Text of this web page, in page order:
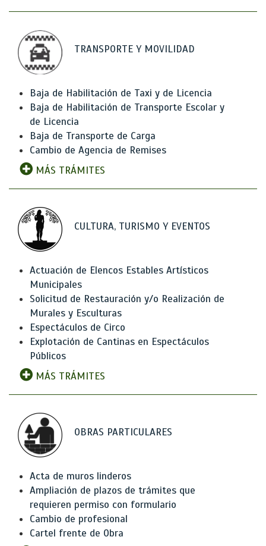
TRANSPORTE Y MOVILIDAD
Baja de Habilitación de Taxi y de Licencia
Baja de Habilitación de Transporte Escolar y
de Licencia
Baja de Transporte de Carga
Cambio de Agencia de Remises
MÁS TRÁMITES
CULTURA, TURISMO Y EVENTOS
Actuación de Elencos Estables Artísticos
Municipales
Solicitud de Restauración y/o Realización de
Murales y Esculturas
Espectáculos de Circo
Explotación de Cantinas en Espectáculos
Públicos
MÁS TRÁMITES
OBRAS PARTICULARES
Acta de muros linderos
Ampliación de plazos de trámites que
requieren permiso con formulario
Cambio de profesional
Cartel frente de Obra